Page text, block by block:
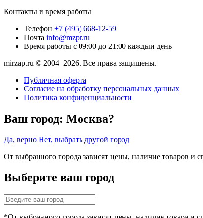
Контакты и время работы
Телефон +7 (495) 668-12-59
Почта info@mzpr.ru
Время работы с 09:00 до 21:00 каждый день
mirzap.ru © 2004–2026. Все права защищены.
Публичная оферта
Согласие на обработку персональных данных
Политика конфиденциальности
Ваш город: Москва?
Да, верно Нет, выбрать другой город
От выбранного города зависят цены, наличие товаров и
Выберите ваш город